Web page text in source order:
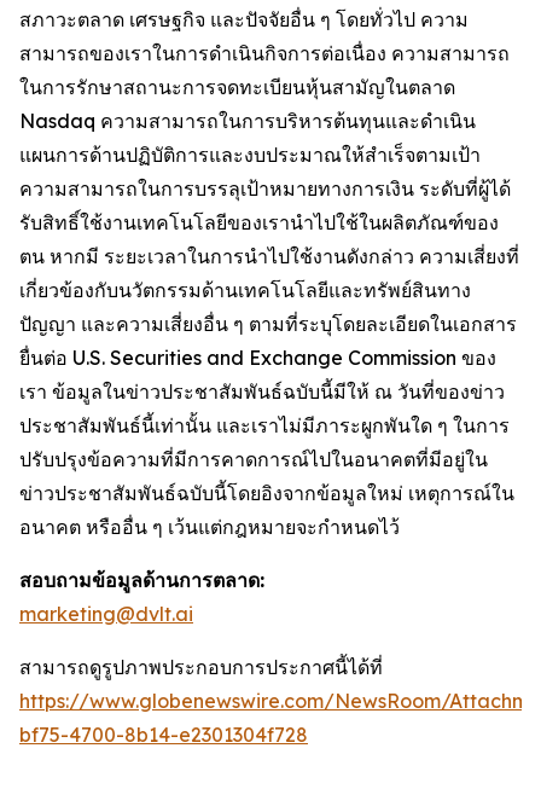
สภาวะตลาด เศรษฐกิจ และปัจจัยอื่น ๆ โดยทั่วไป ความ
สามารถของเราในการดำเนินกิจการต่อเนื่อง ความสามารถ
ในการรักษาสถานะการจดทะเบียนหุ้นสามัญในตลาด
Nasdaq ความสามารถในการบริหารต้นทุนและดำเนิน
แผนการด้านปฏิบัติการและงบประมาณให้สำเร็จตามเป้า
ความสามารถในการบรรลุเป้าหมายทางการเงิน ระดับที่ผู้ได้
รับสิทธิ์ใช้งานเทคโนโลยีของเรานำไปใช้ในผลิตภัณฑ์ของ
ตน หากมี ระยะเวลาในการนำไปใช้งานดังกล่าว ความเสี่ยงที่
เกี่ยวข้องกับนวัตกรรมด้านเทคโนโลยีและทรัพย์สินทาง
ปัญญา และความเสี่ยงอื่น ๆ ตามที่ระบุโดยละเอียดในเอกสาร
ยื่นต่อ U.S. Securities and Exchange Commission ของ
เรา ข้อมูลในข่าวประชาสัมพันธ์ฉบับนี้มีให้ ณ วันที่ของข่าว
ประชาสัมพันธ์นี้เท่านั้น และเราไม่มีภาระผูกพันใด ๆ ในการ
ปรับปรุงข้อความที่มีการคาดการณ์ไปในอนาคตที่มีอยู่ใน
ข่าวประชาสัมพันธ์ฉบับนี้โดยอิงจากข้อมูลใหม่ เหตุการณ์ใน
อนาคต หรืออื่น ๆ เว้นแต่กฎหมายจะกำหนดไว้
สอบถามข้อมูลด้านการตลาด:
marketing@dvlt.ai
สามารถดูรูปภาพประกอบการประกาศนี้ได้ที่
https://www.globenewswire.com/NewsRoom/
bf75-4700-8b14-e2301304f728